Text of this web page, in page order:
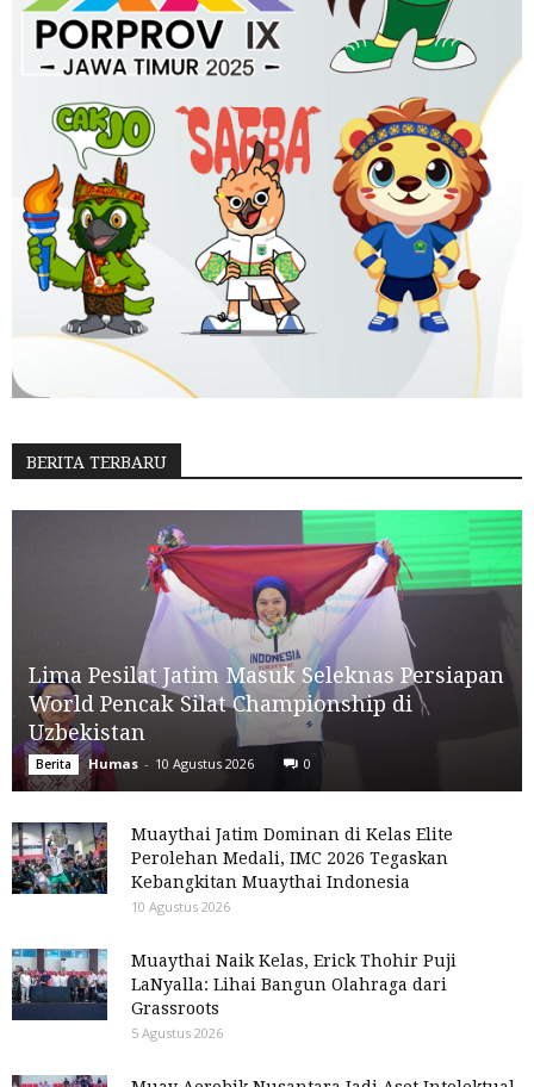
BERITA TERBARU
Lima Pesilat Jatim Masuk Seleknas Persiapan
World Pencak Silat Championship di
Uzbekistan
Berita Humas - 10 Agustus 2026 0
Muaythai Jatim Dominan di Kelas Elite
Perolehan Medali, IMC 2026 Tegaskan
Kebangkitan Muaythai Indonesia
10 Agustus 2026
Muaythai Naik Kelas, Erick Thohir Puji
LaNyalla: Lihai Bangun Olahraga dari
Grassroots
5 Agustus 2026